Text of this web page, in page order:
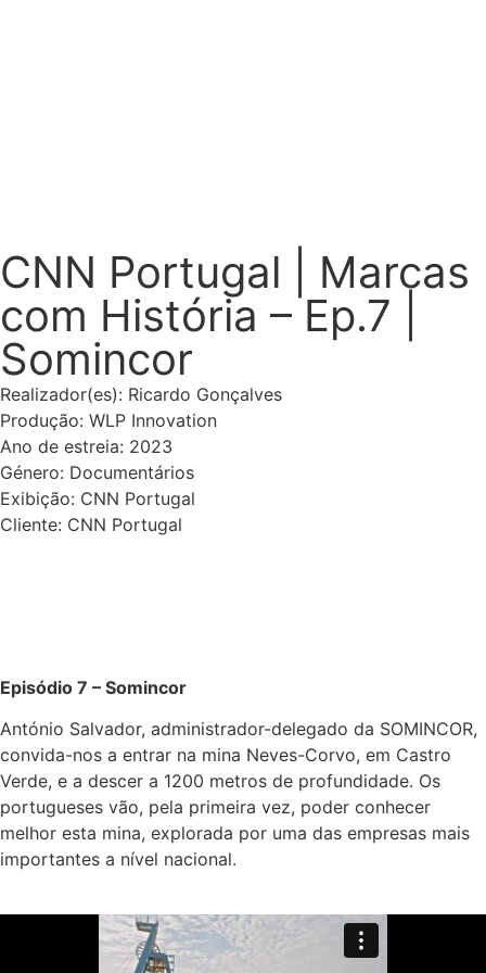
CNN Portugal | Marcas
com História – Ep.7 |
Somincor
Realizador(es): Ricardo Gonçalves
Produção: WLP Innovation
Ano de estreia: 2023
Género: Documentários
Exibição: CNN Portugal
Cliente: CNN Portugal
Episódio 7 – Somincor
António Salvador, administrador-delegado da SOMINCOR,
convida-nos a entrar na mina Neves-Corvo, em Castro
Verde, e a descer a 1200 metros de profundidade. Os
portugueses vão, pela primeira vez, poder conhecer
melhor esta mina, explorada por uma das empresas mais
importantes a nível nacional.